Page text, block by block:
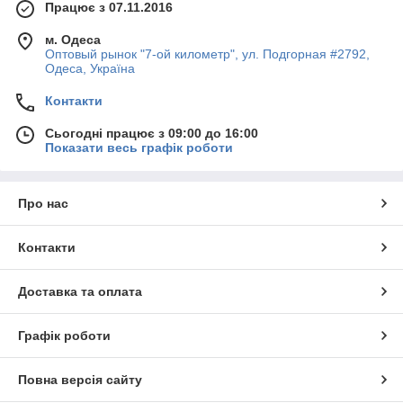
Працює з 07.11.2016
м. Одеса
Оптовый рынок "7-ой километр", ул. Подгорная #2792,
Одеса, Україна
Контакти
Сьогодні працює з 09:00 до 16:00
Показати весь графік роботи
Про нас
Контакти
Доставка та оплата
Графік роботи
Повна версія сайту